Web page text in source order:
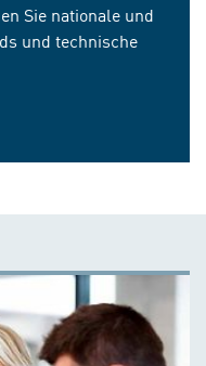
Sie nationale und
und technische